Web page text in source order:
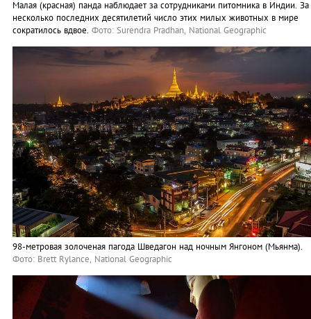
Малая (красная) панда наблюдает за сотрудниками питомника в Индии. За
несколько последних десятилетий число этих милых животных в мире
сократилось вдвое. Фото: Surendra Pradhan, National Geographic
98-метровая золоченая пагода Шведагон над ночным Янгоном (Мьянма).
Фото: Brett Rylance, National Geographic